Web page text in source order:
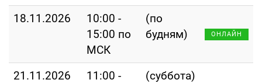
18.11.2026
10:00 -
15:00 по
МСК
(по
будням)
ОНЛАЙН
21.11.2026
11:00 -
(суббота)